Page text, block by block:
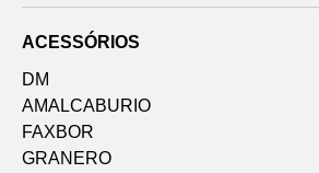
ACESSÓRIOS
DM
AMALCABURIO
FAXBOR
GRANERO